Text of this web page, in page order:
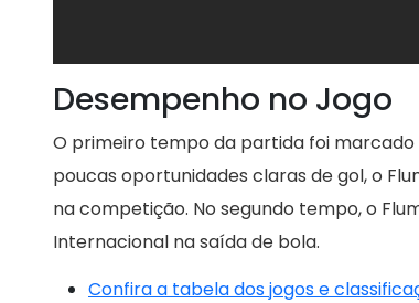
Desempenho no Jogo
O primeiro tempo da partida foi
poucas oportunidades claras de gol, o
na competição. No segundo tempo, o
Internacional na saída de bola.
Confira a tabela dos jogos e